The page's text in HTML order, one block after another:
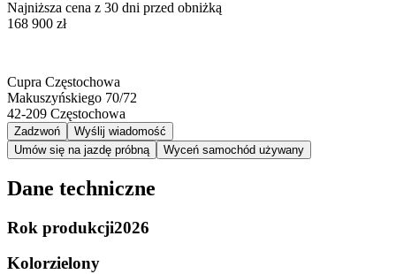
Najniższa cena z 30 dni przed obniżką
168 900 zł
Cupra Częstochowa
Makuszyńskiego 70/72
42-209 Częstochowa
Zadzwoń
Wyślij wiadomość
Umów się na jazdę próbną
Wyceń samochód używany
Dane techniczne
Rok produkcji2026
Kolorzielony